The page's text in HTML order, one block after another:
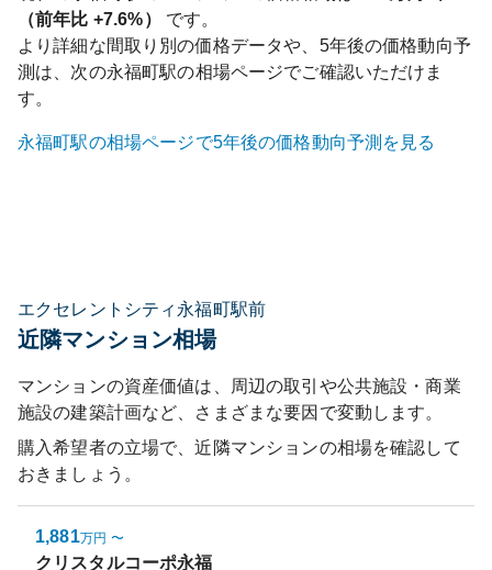
（前年比 +7.6%）
です。
より詳細な間取り別の価格データや、5年後の価格動向予
測は、次の永福町駅の相場ページでご確認いただけま
す。
永福町駅の相場ページで5年後の価格動向予測を見る
エクセレントシティ永福町駅前
近隣マンション相場
マンションの資産価値は、周辺の取引や公共施設・商業
施設の建築計画など、さまざまな要因で変動します。
購入希望者の立場で、近隣マンションの相場を確認して
おきましょう。
1,881万円 〜
クリスタルコーポ永福